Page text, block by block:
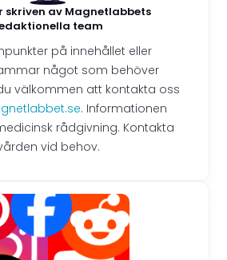
skriven av Magnetlabbets
team
på innehållet eller
något som behöver
välkommen att kontakta oss
. Informationen
rådgivning. Kontakta
vid behov.